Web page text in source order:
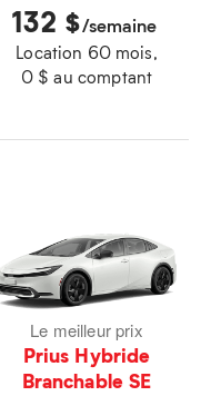
132 $/semaine
Location 60 mois,
0 $ au comptant
Le meilleur prix
Prius Hybride
Branchable SE